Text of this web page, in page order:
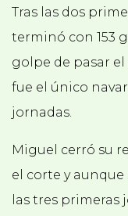
Tras las dos
terminó con 153
golpe de pasar
fue el único
jornadas.
Miguel cerró su
el corte y
las tres